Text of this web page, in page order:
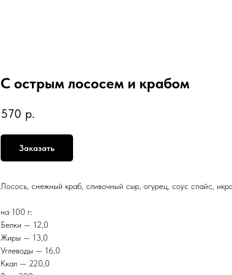
С острым лососем и крабом
570 р.
Заказать
Лосось, снежный краб, сливочный сыр, огурец, соус спайс,
на 100 г:
Белки — 12,0
Жиры — 13,0
Углеводы — 16,0
Ккал — 220,0